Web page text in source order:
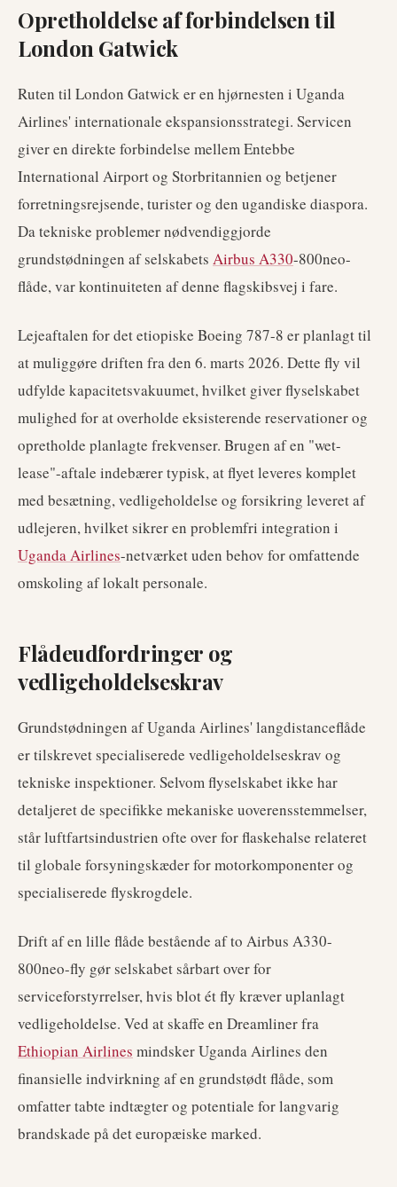
Opretholdelse af forbindelsen til
London Gatwick
Ruten til London Gatwick er en hjørnesten i Uganda
Airlines' internationale ekspansionsstrategi. Servicen
giver en direkte forbindelse mellem Entebbe
International Airport og Storbritannien og betjener
forretningsrejsende, turister og den ugandiske diaspora.
Da tekniske problemer nødvendiggjorde
grundstødningen af selskabets Airbus A330-800neo-
flåde, var kontinuiteten af denne flagskibsvej i fare.
Lejeaftalen for det etiopiske Boeing 787-8 er planlagt til
at muliggøre driften fra den 6. marts 2026. Dette fly vil
udfylde kapacitetsvakuumet, hvilket giver flyselskabet
mulighed for at overholde eksisterende reservationer og
opretholde planlagte frekvenser. Brugen af en "wet-
lease"-aftale indebærer typisk, at flyet leveres komplet
med besætning, vedligeholdelse og forsikring leveret af
udlejeren, hvilket sikrer en problemfri integration i
Uganda Airlines-netværket uden behov for omfattende
omskoling af lokalt personale.
Flådeudfordringer og
vedligeholdelseskrav
Grundstødningen af Uganda Airlines' langdistanceflåde
er tilskrevet specialiserede vedligeholdelseskrav og
tekniske inspektioner. Selvom flyselskabet ikke har
detaljeret de specifikke mekaniske uoverensstemmelser,
står luftfartsindustrien ofte over for flaskehalse relateret
til globale forsyningskæder for motorkomponenter og
specialiserede flyskrogdele.
Drift af en lille flåde bestående af to Airbus A330-
800neo-fly gør selskabet sårbart over for
serviceforstyrrelser, hvis blot ét fly kræver uplanlagt
vedligeholdelse. Ved at skaffe en Dreamliner fra
Ethiopian Airlines mindsker Uganda Airlines den
finansielle indvirkning af en grundstødt flåde, som
omfatter tabte indtægter og potentiale for langvarig
brandskade på det europæiske marked.